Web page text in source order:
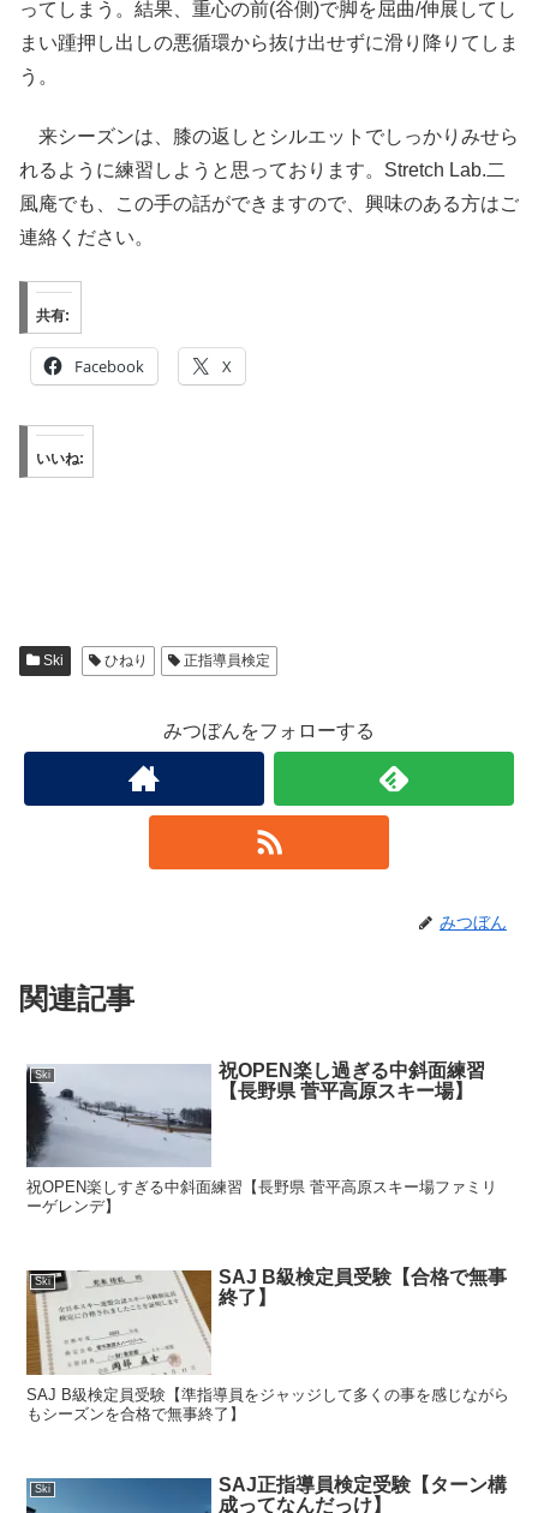
ってしまう。結果、重心の前(谷側)で脚を屈曲/伸展してし
まい踵押し出しの悪循環から抜け出せずに滑り降りてしま
う。
来シーズンは、膝の返しとシルエットでしっかりみせら
れるように練習しようと思っております。Stretch Lab.二
風庵でも、この手の話ができますので、興味のある方はご
連絡ください。
共有:
Facebook X
いいね:
Ski ひねり 正指導員検定
みつぼんをフォローする
みつぼん
関連記事
Ski
祝OPEN楽し過ぎる中斜面練習
【長野県 菅平高原スキー場】
祝OPEN楽しすぎる中斜面練習【長野県 菅平高原スキー場ファミリ
ーゲレンデ】
Ski
SAJ B級検定員受験【合格で無事
終了】
SAJ B級検定員受験【準指導員をジャッジして多くの事を感じながら
もシーズンを合格で無事終了】
Ski
SAJ正指導員検定受験【ターン構
成ってなんだっけ】